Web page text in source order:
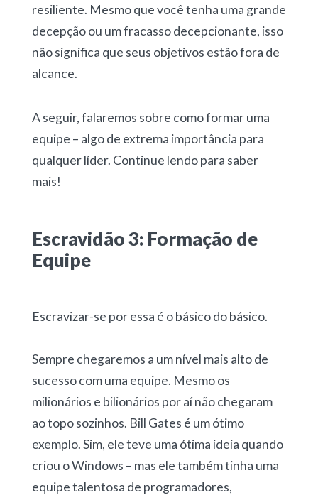
resiliente. Mesmo que você tenha uma grande
decepção ou um fracasso decepcionante, isso
não significa que seus objetivos estão fora de
alcance.
A seguir, falaremos sobre como formar uma
equipe – algo de extrema importância para
qualquer líder. Continue lendo para saber
mais!
Escravidão 3: Formação de
Equipe
Escravizar-se por essa é o básico do básico.
Sempre chegaremos a um nível mais alto de
sucesso com uma equipe. Mesmo os
milionários e bilionários por aí não chegaram
ao topo sozinhos. Bill Gates é um ótimo
exemplo. Sim, ele teve uma ótima ideia quando
criou o Windows – mas ele também tinha uma
equipe talentosa de programadores,